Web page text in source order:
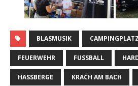
BLASMUSIK CAMPINGPLATZ
FEUERWEHR FUSSBALL
HASSBERGE KRACH AM BACH